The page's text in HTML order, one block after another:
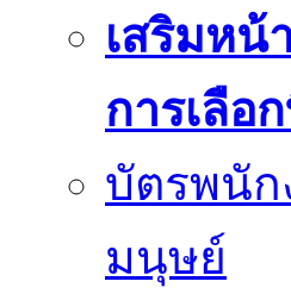
เสริมหน้
การเลือ
บัตรพนัก
มนุษย์